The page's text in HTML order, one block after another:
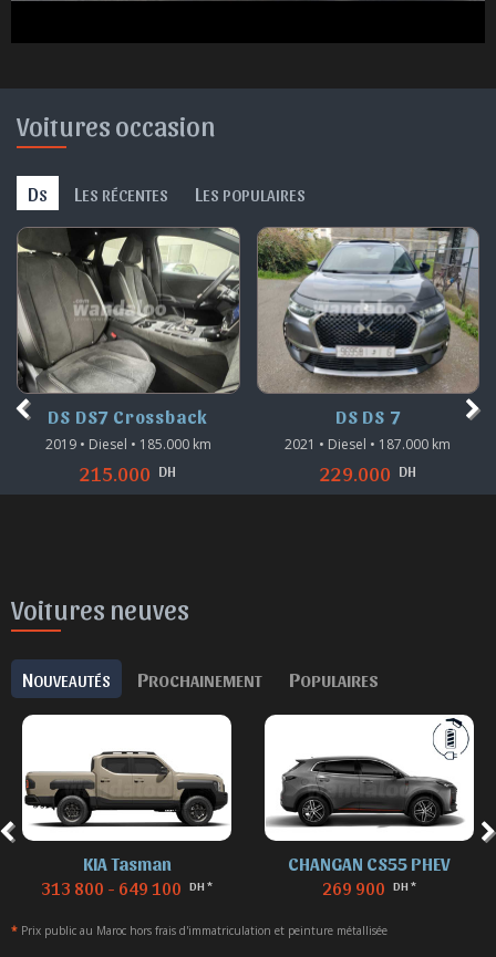
Voitures occasion
DS L ES RÉCENTES L ES POPULAIRES
DS DS7 Crossback
2019 • Diesel • 185.000 km
215.000 DH
DS DS 7
2021 • Diesel • 187.000 km
229.000 DH
Voitures neuves
NOUVEAUTÉS PROCHAINEMENT POPULAIRES
KIA Tasman
313 800 - 649 100 DH *
CHANGAN CS55 PHEV
269 900 DH *
* Prix public au Maroc hors frais d'immatriculation et peinture métallisée